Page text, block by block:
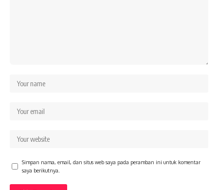
Simpan nama, email, dan situs web saya pada peramban ini untuk komentar
saya berikutnya.